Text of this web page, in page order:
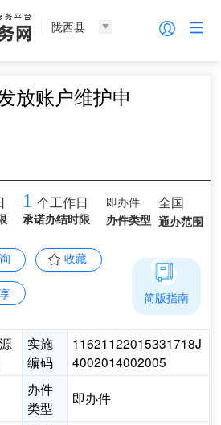
陇西县
放账户维护申
1 个工作日
承诺办结时限
即办件
办件类型
全国
通办范围
收藏
实施
编码
11621122015331718J
4002014002005
办件
类型
即办件
简版指南